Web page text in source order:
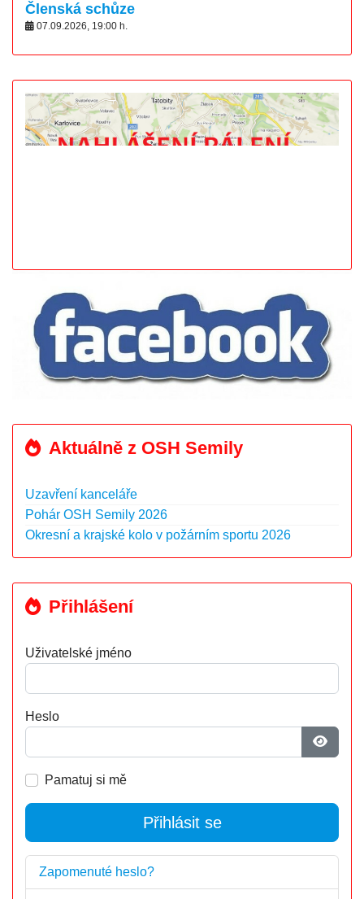
Členská schůze
07.09.2026, 19:00 h.
Aktuálně z OSH Semily
Uzavření kanceláře
Pohár OSH Semily 2026
Okresní a krajské kolo v požárním sportu 2026
Přihlášení
Uživatelské jméno
Heslo
Pamatuj si mě
Přihlásit se
Zapomenuté heslo?